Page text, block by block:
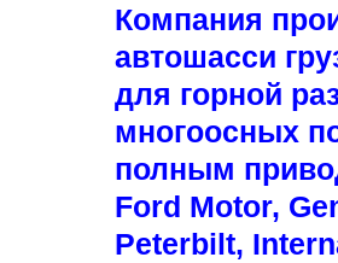
Компания
автошасси
для горной
многоосных
полным
Ford Motor,
Peterbilt,